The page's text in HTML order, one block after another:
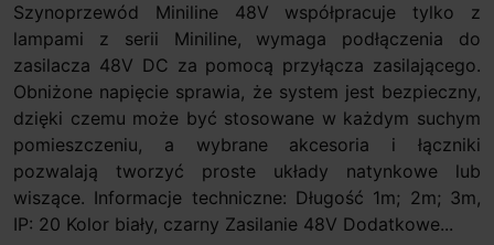
Szynoprzewód Miniline 48V współpracuje tylko z
lampami z serii Miniline, wymaga podłączenia do
zasilacza 48V DC za pomocą przyłącza zasilającego.
Obniżone napięcie sprawia, że system jest bezpieczny,
dzięki czemu może być stosowane w każdym suchym
pomieszczeniu, a wybrane akcesoria i łączniki
pozwalają tworzyć proste układy natynkowe lub
wiszące. Informacje techniczne: Długość 1m; 2m; 3m,
IP: 20 Kolor biały, czarny Zasilanie 48V Dodatkowe...